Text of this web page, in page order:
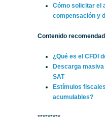
Cómo solicitar el
compensación y
Contenido
¿Qué es el CFDI
Descarga
SAT
Estímulos
acumulables?
*********